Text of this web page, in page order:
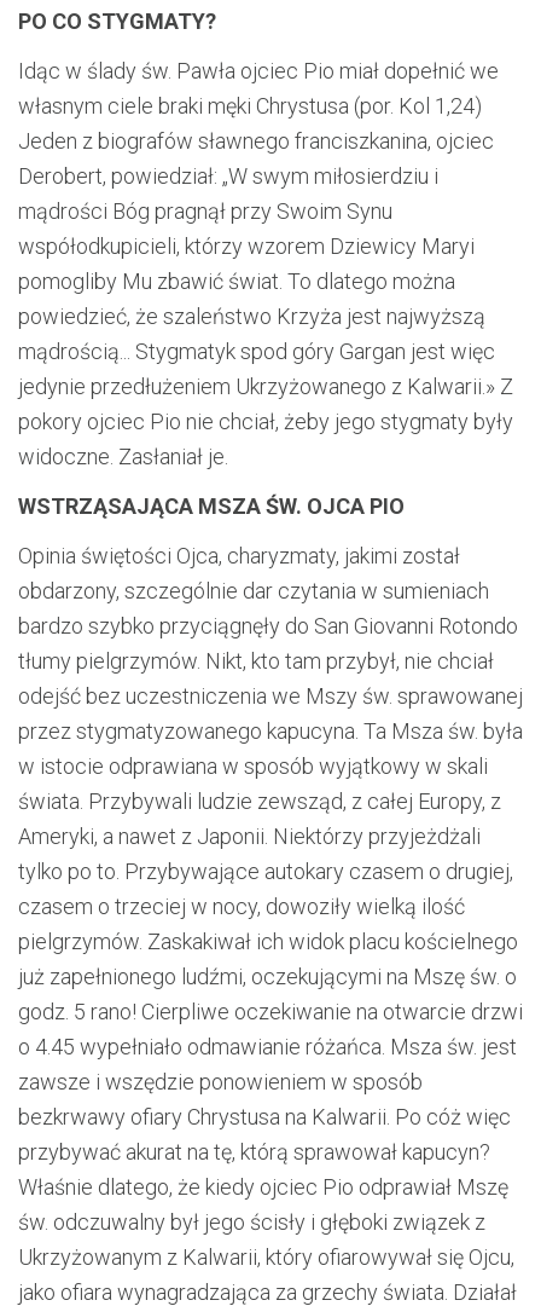
PO CO STYGMATY?
Idąc w ślady św. Pawła ojciec Pio miał dopełnić we
własnym ciele braki męki Chrystusa (por. Kol 1,24)
Jeden z biografów sławnego franciszkanina, ojciec
Derobert, powiedział: „W swym miłosierdziu i
mądrości Bóg pragnął przy Swoim Synu
współodkupicieli, którzy wzorem Dziewicy Maryi
pomogliby Mu zbawić świat. To dlatego można
powiedzieć, że szaleństwo Krzyża jest najwyższą
mądrością... Stygmatyk spod góry Gargan jest więc
jedynie przedłużeniem Ukrzyżowanego z Kalwarii.» Z
pokory ojciec Pio nie chciał, żeby jego stygmaty były
widoczne. Zasłaniał je.
WSTRZĄSAJĄCA MSZA ŚW. OJCA PIO
Opinia świętości Ojca, charyzmaty, jakimi został
obdarzony, szczególnie dar czytania w sumieniach
bardzo szybko przyciągnęły do San Giovanni Rotondo
tłumy pielgrzymów. Nikt, kto tam przybył, nie chciał
odejść bez uczestniczenia we Mszy św. sprawowanej
przez stygmatyzowanego kapucyna. Ta Msza św. była
w istocie odprawiana w sposób wyjątkowy w skali
świata. Przybywali ludzie zewsząd, z całej Europy, z
Ameryki, a nawet z Japonii. Niektórzy przyjeżdżali
tylko po to. Przybywające autokary czasem o drugiej,
czasem o trzeciej w nocy, dowoziły wielką ilość
pielgrzymów. Zaskakiwał ich widok placu kościelnego
już zapełnionego ludźmi, oczekującymi na Mszę św. o
godz. 5 rano! Cierpliwe oczekiwanie na otwarcie drzwi
o 4.45 wypełniało odmawianie różańca. Msza św. jest
zawsze i wszędzie ponowieniem w sposób
bezkrwawy ofiary Chrystusa na Kalwarii. Po cóż więc
przybywać akurat na tę, którą sprawował kapucyn?
Właśnie dlatego, że kiedy ojciec Pio odprawiał Mszę
św. odczuwalny był jego ścisły i głęboki związek z
Ukrzyżowanym z Kalwarii, który ofiarowywał się Ojcu,
jako ofiara wynagradzająca za grzechy świata. Działał